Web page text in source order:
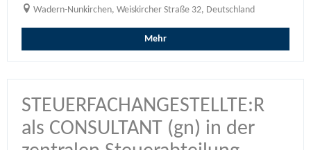
Wadern-Nunkirchen, Weiskircher Straße 32, Deutschland
Mehr
STEUERFACHANGESTELLTE:R
als CONSULTANT (gn) in der